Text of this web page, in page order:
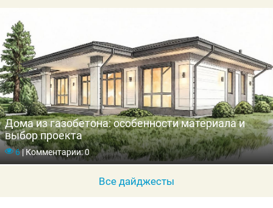
Дома из газобетона: особенности материала и
выбор проекта
6|Комментарии: 0
Все дайджесты